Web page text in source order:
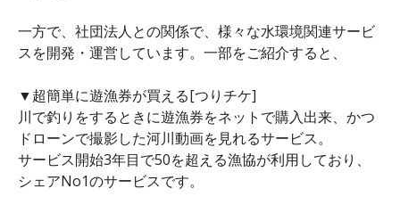
一方で、社団法人との関係で、様々な水環境関連サービ
スを開発・運営しています。一部をご紹介すると、
▼超簡単に遊漁券が買える[つりチケ]
川で釣りをするときに遊漁券をネットで購入出来、かつ
ドローンで撮影した河川動画を見れるサービス。
サービス開始3年目で50を超える漁協が利用しており、
シェアNo1のサービスです。